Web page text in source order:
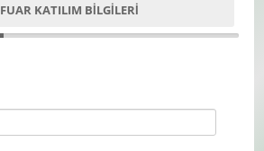
FUAR KATILIM BİLGİLERİ